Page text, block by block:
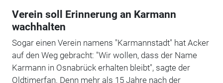
Verein soll Erinnerung an Karmann
wachhalten
Sogar einen Verein namens "Karmannstadt" hat Acker
auf den Weg gebracht: "Wir wollen, dass der Name
Karmann in Osnabrück erhalten bleibt", sagte der
Oldtimerfan. Denn mehr als 15 Jahre nach der